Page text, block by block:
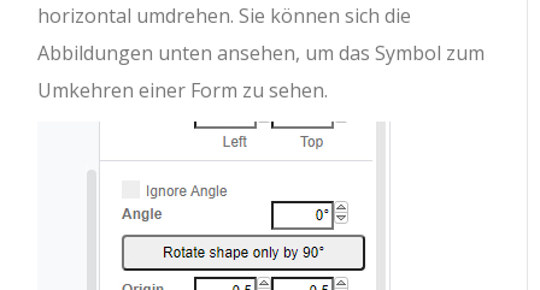
horizontal umdrehen. Sie können sich die
Abbildungen unten ansehen, um das Symbol zum
Umkehren einer Form zu sehen.